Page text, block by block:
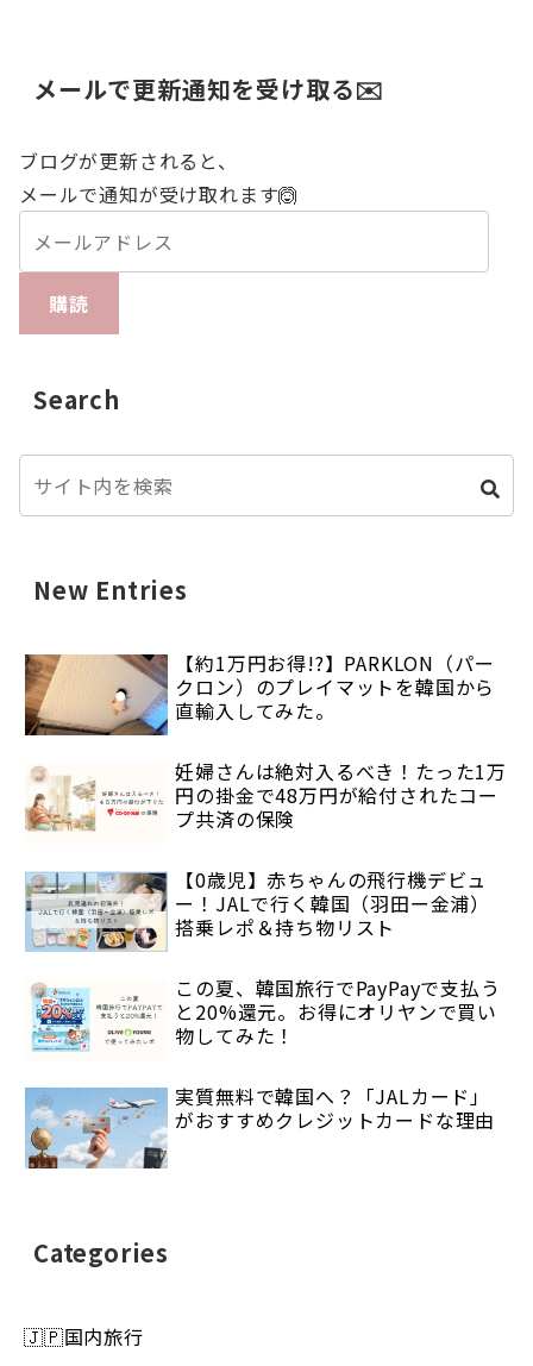
メールで更新通知を受け取る✉️
ブログが更新されると、
メールで通知が受け取れます🙆
購読
Search
New Entries
【約1万円お得!?】PARKLON（パー
クロン）のプレイマットを韓国から
直輸入してみた。
妊婦さんは絶対入るべき！たった1万
円の掛金で48万円が給付されたコー
プ共済の保険
【0歳児】赤ちゃんの飛行機デビュ
ー！JALで行く韓国（羽田ー金浦）
搭乗レポ＆持ち物リスト
この夏、韓国旅行でPayPayで支払う
と20%還元。お得にオリヤンで買い
物してみた！
実質無料で韓国へ？「JALカード」
がおすすめクレジットカードな理由
Categories
🇯🇵国内旅行